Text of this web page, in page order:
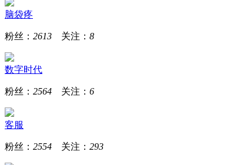
脑袋疼
粉丝： 2613 关注： 8
数字时代
粉丝： 2564 关注： 6
客服
粉丝： 2554 关注： 293